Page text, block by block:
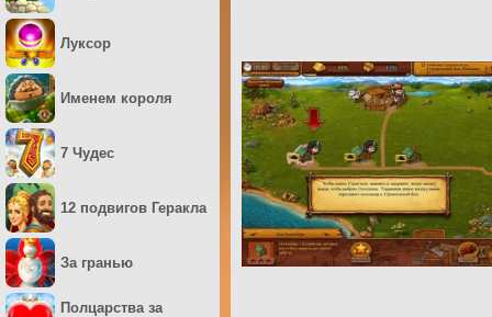
Луксор
Именем короля
7 Чудес
12 подвигов Геракла
За гранью
Полцарства за